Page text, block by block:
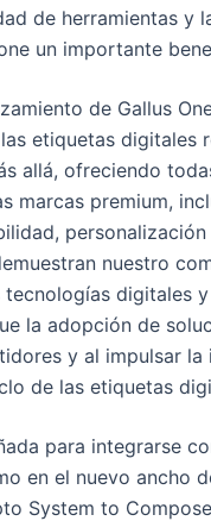
de herramientas y
un importante
de Gallus
etiquetas digitales
allá, ofreciendo
marcas premium,
nuestro
digitales
la adopción de
y al impulsar
de las etiquetas
para integrarse
en el nuevo ancho
System to